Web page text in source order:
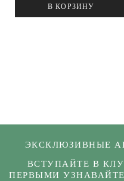
В КОРЗИНУ
ЭКСКЛЮЗИВНЫЕ
ВСТУПАЙТЕ В
ПЕРВЫМИ